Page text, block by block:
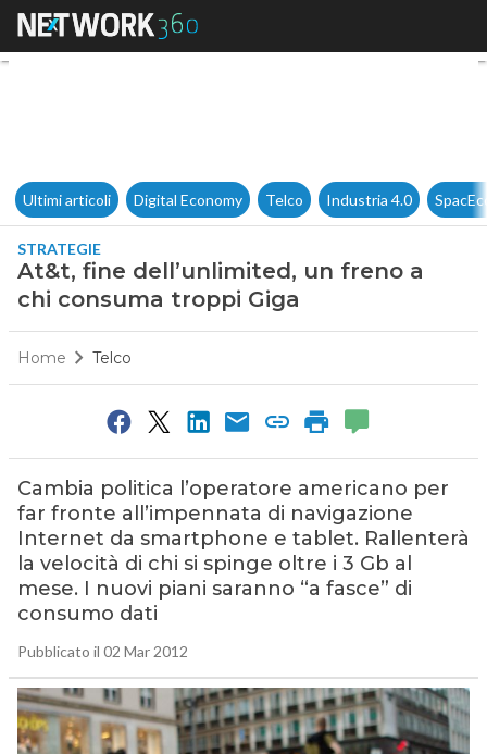
At&t, fine dell’unlimited, un
Ultimi articoli Digital Economy Telco Industria 4.0
STRATEGIE
At&t, fine dell’unlimited, un freno a
chi consuma troppi Giga
Home Telco
Cambia politica l’operatore americano per
far fronte all’impennata di navigazione
Internet da smartphone e tablet. Rallenterà
la velocità di chi si spinge oltre i 3 Gb al
mese. I nuovi piani saranno “a fasce” di
consumo dati
Pubblicato il 02 Mar 2012